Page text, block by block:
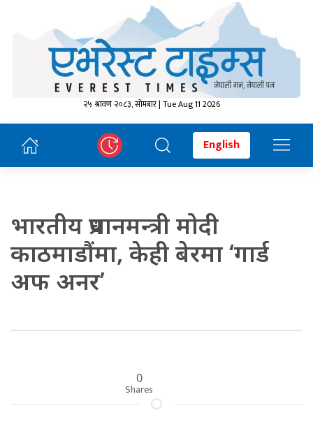
२५ श्रावण २०८३, सोमबार | Tue Aug 11 2026
English
भारतीय प्रधानमन्त्री मोदी
काठमाडौंमा, केही बेरमा ‘गार्ड
अफ अनर’
0
Shares